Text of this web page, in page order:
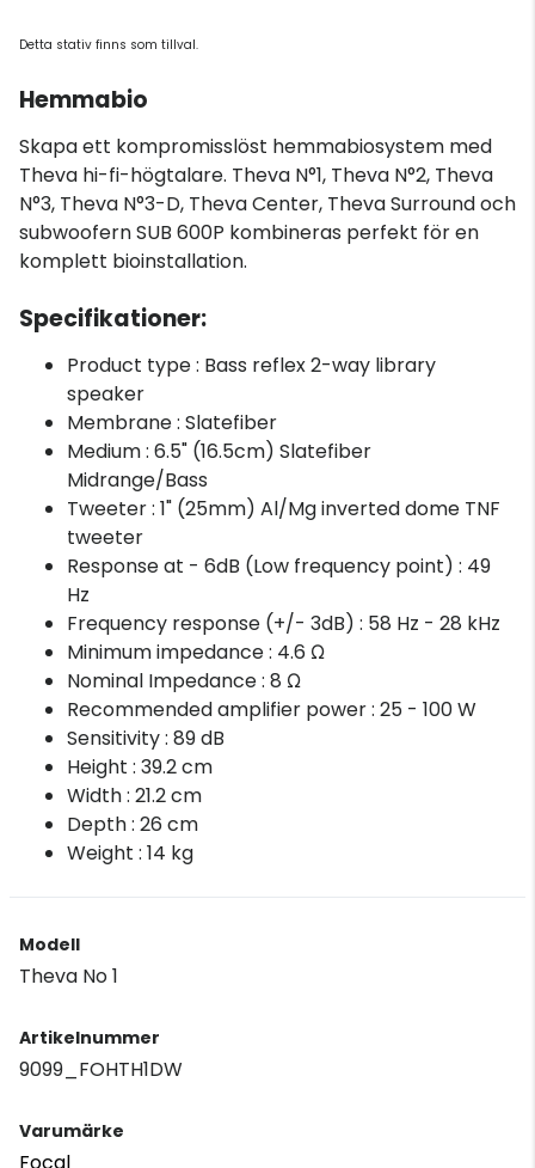
Detta stativ finns som tillval.
Hemmabio
Skapa ett kompromisslöst hemmabiosystem med
Theva hi-fi-högtalare. Theva N°1, Theva N°2, Theva
N°3, Theva N°3-D, Theva Center, Theva Surround och
subwoofern SUB 600P kombineras perfekt för en
komplett bioinstallation.
Specifikationer:
Product type : Bass reflex 2-way library
speaker
Membrane : Slatefiber
Medium : 6.5" (16.5cm) Slatefiber
Midrange/Bass
Tweeter : 1" (25mm) Al/Mg inverted dome TNF
tweeter
Response at - 6dB (Low frequency point) : 49
Hz
Frequency response (+/- 3dB) : 58 Hz - 28 kHz
Minimum impedance : 4.6 Ω
Nominal Impedance : 8 Ω
Recommended amplifier power : 25 - 100 W
Sensitivity : 89 dB
Height : 39.2 cm
Width : 21.2 cm
Depth : 26 cm
Weight : 14 kg
Modell
Theva No 1
Artikelnummer
9099_FOHTH1DW
Varumärke
Focal